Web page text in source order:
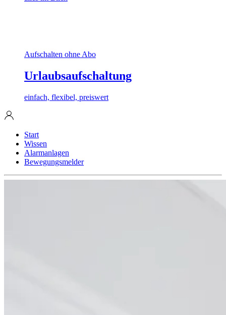
Aufschalten ohne Abo
Urlaubsaufschaltung
einfach, flexibel, preiswert
Start
Wissen
Alarmanlagen
Bewegungsmelder